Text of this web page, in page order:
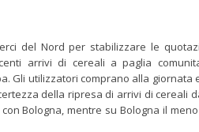
del Nord per stabilizzare le
arrivi di cereali a paglia
Gli utilizzatori comprano alla
della ripresa di arrivi di cereali
Bologna, mentre su Bologna il